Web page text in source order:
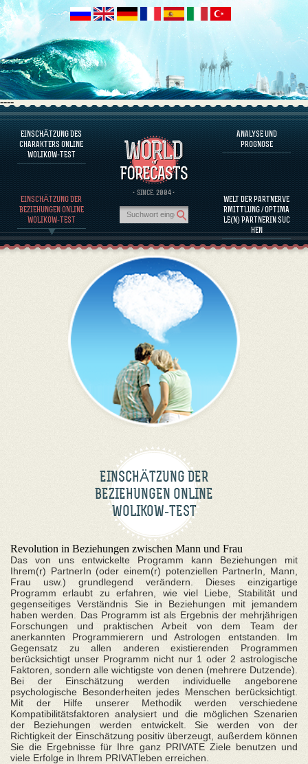
----
EINSCHÄTZUNG DES
CHARAKTERS ONLINE
WOLIKOW-TEST
EINSCHÄTZUNG DER
BEZIEHUNGEN ONLINE
WOLIKOW-TEST
· SINCE. 2004 ·
ANALYSE UND
PROGNOSE
WELT DER PARTNERVE
RMITTLUNG / OPTIMA
LE(N) PARTNERIN SUC
HEN
ÜBER DAS PROGRAMM
CHARAKTER JETZT EINSCHÄTZEN
BEURTEILUNG DES CHARAKTERS VON BERÜHMTEN PERSÖNLICHKEITEN
ÜBER DAS PROGRAMM
KOMPATIBILITÄT DER PARTNERINNEN EINSCHÄTZEN
ANALYSE UND PROGNOSE
EINSCHÄTZUNG DER
BEZIEHUNGEN ONLINE
WOLIKOW-TEST
Revolution in Beziehungen zwischen Mann und Frau
Das von uns entwickelte Programm kann Beziehungen mit
Ihrem(r) PartnerIn (oder einem(r) potenziellen PartnerIn, Mann,
Frau usw.) grundlegend verändern. Dieses einzigartige
Programm erlaubt zu erfahren, wie viel Liebe, Stabilität und
gegenseitiges Verständnis Sie in Beziehungen mit jemandem
haben werden. Das Programm ist als Ergebnis der mehrjährigen
Forschungen und praktischen Arbeit von dem Team der
anerkannten Programmierern und Astrologen entstanden. Im
Gegensatz zu allen anderen existierenden Programmen
berücksichtigt unser Programm nicht nur 1 oder 2 astrologische
Faktoren, sondern alle wichtigste von denen (mehrere Dutzende).
Bei der Einschätzung werden individuelle angeborene
psychologische Besonderheiten jedes Menschen berücksichtigt.
Mit der Hilfe unserer Methodik werden verschiedene
Kompatibilitätsfaktoren analysiert und die möglichen Szenarien
der Beziehungen werden entwickelt. Sie werden von der
Richtigkeit der Einschätzung positiv überzeugt, außerdem können
Sie die Ergebnisse für Ihre ganz PRIVATE Ziele benutzen und
viele Erfolge in Ihrem PRIVATleben erreichen.